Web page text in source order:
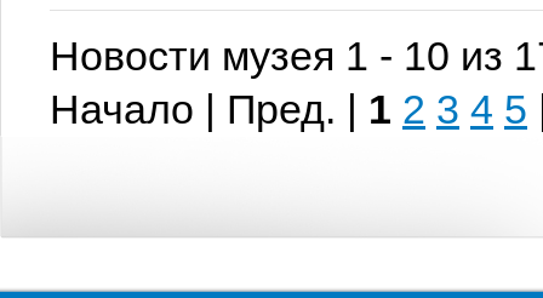
Новости музея 1 - 10 из
Начало | Пред. | 1 2 3 4 5